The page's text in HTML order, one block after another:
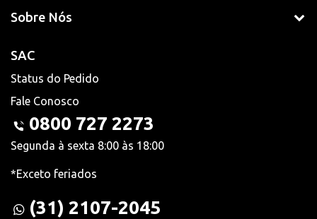
Sobre Nós
SAC
Status do Pedido
Fale Conosco
0800 727 2273
Segunda à sexta 8:00 às 18:00
*Exceto feriados
(31) 2107-2045